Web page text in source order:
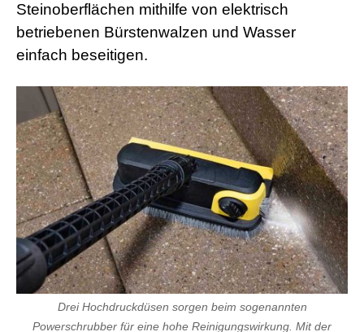
Steinoberflächen mithilfe von elektrisch
betriebenen Bürstenwalzen und Wasser
einfach beseitigen.
Drei Hochdruckdüsen sorgen beim sogenannten
Powerschrubber für eine hohe Reinigungswirkung. Mit der